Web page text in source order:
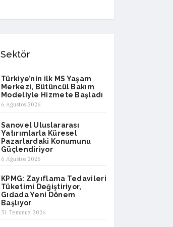
Sektör
Türkiye’nin ilk MS Yaşam
Merkezi, Bütüncül Bakım
Modeliyle Hizmete Başladı
6 Ağustos 2026
Sanovel Uluslararası
Yatırımlarla Küresel
Pazarlardaki Konumunu
Güçlendiriyor
6 Ağustos 2026
KPMG: Zayıflama Tedavileri
Tüketimi Değiştiriyor,
Gıdada Yeni Dönem
Başlıyor
31 Temmuz 2026